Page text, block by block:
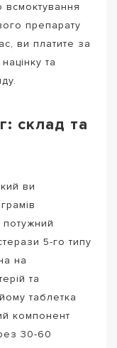
всмоктування
препарату
ви платите за
та
склад та
ви
потужний
5-го типу
на
та
таблетка
компонент
30-60